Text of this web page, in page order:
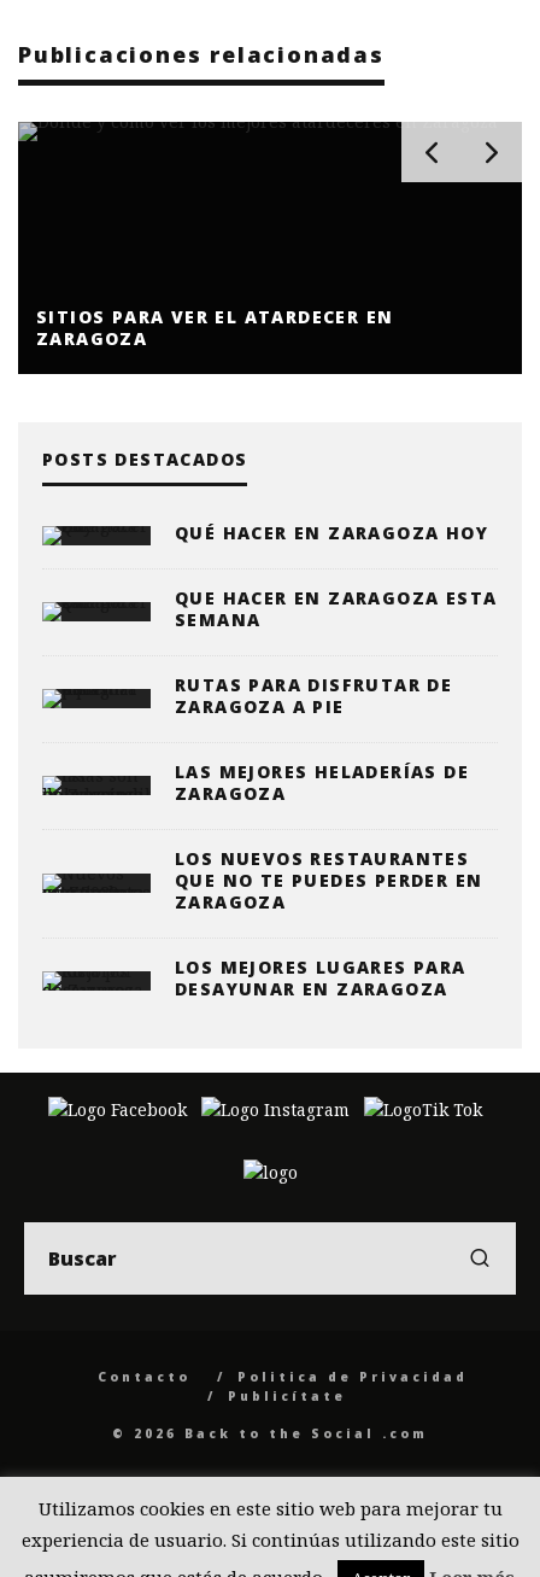
Publicaciones relacionadas
LAS EXPOSICIONES QUE NO TE PUEDES
PERDER EN ZARAGOZA
POSTS DESTACADOS
QUÉ HACER EN ZARAGOZA HOY
QUE HACER EN ZARAGOZA ESTA
SEMANA
RUTAS PARA DISFRUTAR DE
ZARAGOZA A PIE
LAS MEJORES HELADERÍAS DE
ZARAGOZA
LOS NUEVOS RESTAURANTES
QUE NO TE PUEDES PERDER EN
ZARAGOZA
LOS MEJORES LUGARES PARA
DESAYUNAR EN ZARAGOZA
Contacto
Politica de Privacidad
Publicítate
© 2026 Back to the Social .com
Utilizamos cookies en este sitio web para mejorar tu
experiencia de usuario. Si continúas utilizando este sitio